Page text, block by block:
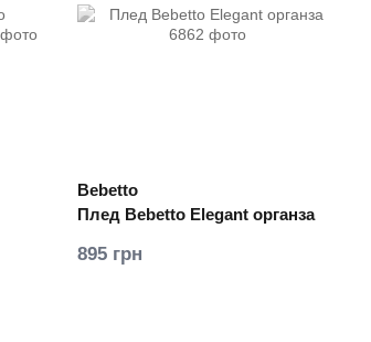
Bebetto
Плед Bebetto Elegant органза
895 грн